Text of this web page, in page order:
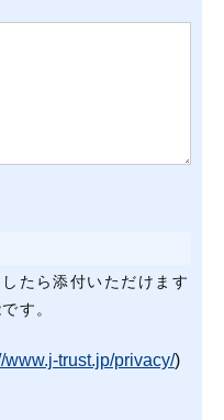
たら添付いただけます
す。
www.j-trust.jp/privacy/)